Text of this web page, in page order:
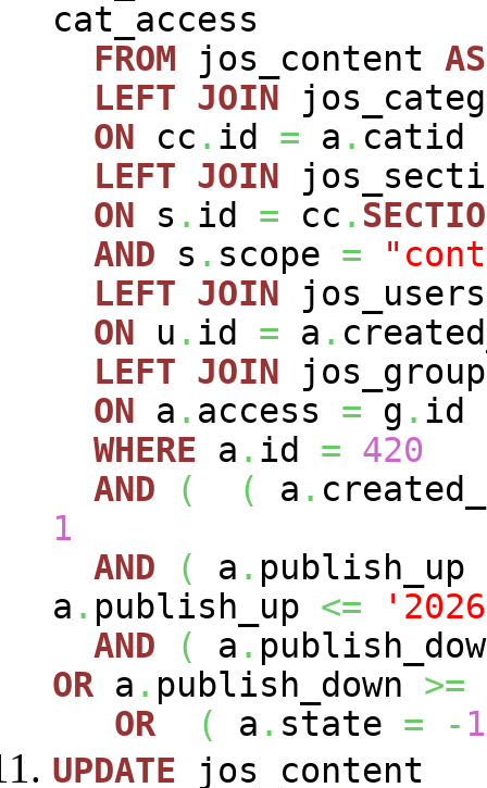
cat_access
FROM jos_content AS
LEFT JOIN
ON cc . id = a . catid
LEFT JOIN
ON s . id = cc .
AND s . scope =
LEFT JOIN
ON u . id = a .
LEFT JOIN
ON a . access = g . id
WHERE a . id = 420
AND
( ( a .
1
AND
( a . publish_up
a . publish_up <=
AND
( a .
OR a . publish_down >=
OR
( a . state = - 1
UPDATE jos_content